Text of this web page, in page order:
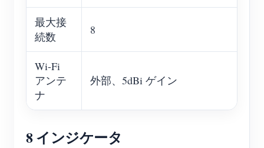
最大接
続数
8
Wi-Fi
アンテ
ナ
外部、5dBi ゲイン
8 インジケータ